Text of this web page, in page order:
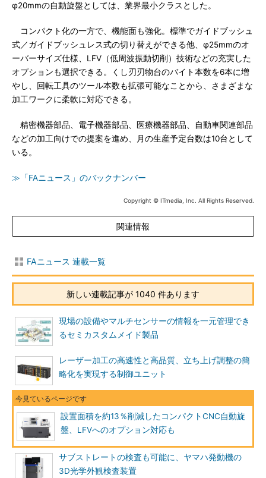
φ20mmの自動旋盤としては、業界最小クラスとした。
コンパクト化の一方で、機能面も強化。標準でガイドブッシュ
式／ガイドブッシュレス式の切り替えができる他、φ25mmのオ
ーバーサイズ仕様、LFV（低周波振動切削）技術などの充実した
オプションも選択できる。くし刃刃物台のバイト本数を6本に増
やし、回転工具のツール本数も拡張可能なことから、さまざまな
加工ワークに柔軟に対応できる。
精密機器部品、電子機器部品、医療機器部品、自動車関連部品
などの加工向けでの提案を進め、月の生産予定台数は10台として
いる。
≫「FAニュース」のバックナンバー
Copyright © ITmedia, Inc. All Rights Reserved.
関連情報
FAニュース 連載一覧
新しい連載記事が 1040 件あります
現場の設備やマルチセンサーの情報を一元管理でき
るセミカスタムメイド製品
レーザー加工の高速性と高品質、立ち上げ調整の簡
略化を実現する制御ユニット
設置面積を約13％削減したコンパクトCNC自動旋
盤、LFVへのオプション対応も
サブストレートの検査も可能に、ヤマハ発動機の
3D光学外観検査装置